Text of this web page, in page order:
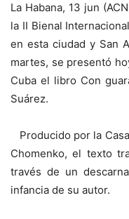
La Habana, 13 jun
la II Bienal
en esta ciudad y San
martes, se presentó
Cuba el libro Con
Suárez.
Producido por la
Chomenko, el texto
través de un
infancia de su autor.